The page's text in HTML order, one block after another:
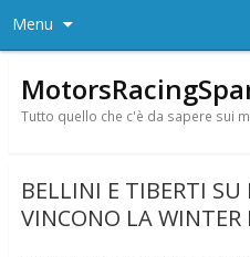
Menu
Tutto quello che c'è da sapere sui
BELLINI E TIBERTI
VINCONO LA